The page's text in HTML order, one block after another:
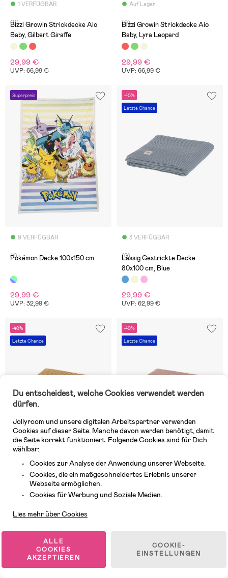
1 VERFÜGBAR
(0)
Bizzi Growin Strickdecke Aio
Baby, Gilbert Giraffe
29,99 €
UVP: 66,99 €
Auf Lager
(0)
Bizzi Growin Strickdecke Aio
Baby, Lyra Leopard
29,99 €
UVP: 66,99 €
Superpreis
9 VERFÜGBAR
(1)
Pokémon Decke 100x150 cm
29,99 €
UVP: 32,99 €
-40%
Letzte Chance
3 VERFÜGBAR
(0)
Lässig Gestrickte Decke
80x100 cm, Blue
29,99 €
UVP: 62,99 €
-40%
Letzte Chance
4 VERFÜGBAR
Lässig Gestrickt Decke 80x100,
UVP: 62,99 €
-40%
Letzte Chance
1 VERFÜGBAR
Lässig Gestrickt Decke 80x100,
1 /
Du entscheidest, welche Cookies verwendet werden
dürfen.
Jollyroom und unsere digitalen Arbeitspartner verwenden
Cookies auf dieser Seite. Manche davon werden benötigt, damit
die Seite korrekt funktioniert. Folgende Cookies sind für Dich
wählbar:
Cookies zur Analyse der Anwendung unserer Webseite.
Cookies, die ein maßgeschneidertes Erlebnis unserer
Webseite ermöglichen.
Cookies für Werbung und Soziale Medien.
Lies mehr über Cookies
ALLE
COOKIES
AKZEPTIEREN
COOKIE-
EINSTELLUNGEN